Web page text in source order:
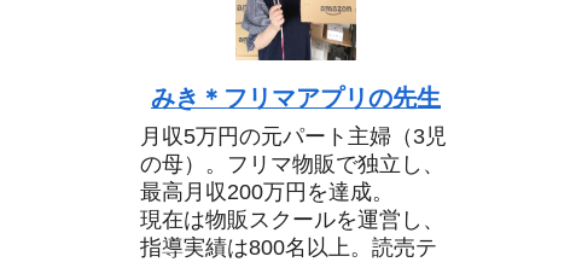
みき＊フリマアプリの先生
月収5万円の元パート主婦（3児
の母）。フリマ物販で独立し、
最高月収200万円を達成。
現在は物販スクールを運営し、
指導実績は800名以上。読売テ